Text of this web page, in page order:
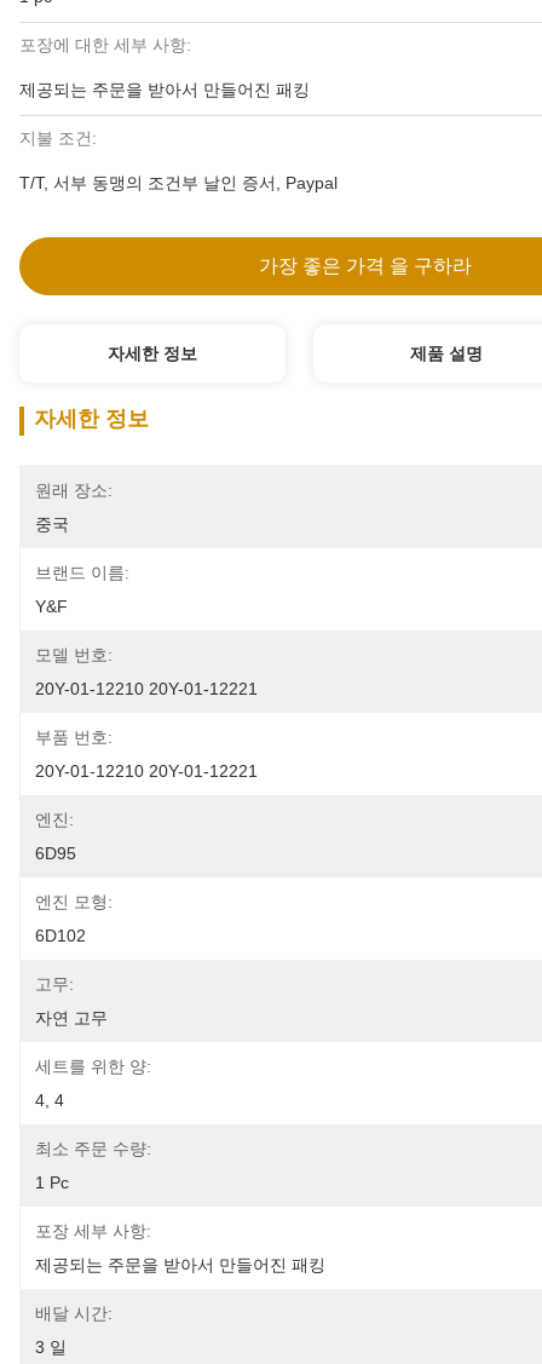
포장에 대한 세부 사항:
제공되는 주문을 받아서 만들어진 패킹
지불 조건:
T/T, 서부 동맹의 조건부 날인 증서, Paypal
가장 좋은 가격 을 구하라
자세한 정보 제품 설명
자세한 정보
원래 장소:
중국
브랜드 이름:
Y&F
모델 번호:
20Y-01-12210 20Y-01-12221
부품 번호:
20Y-01-12210 20Y-01-12221
엔진:
6D95
엔진 모형:
6D102
고무:
자연 고무
세트를 위한 양:
4, 4
최소 주문 수량:
1 Pc
포장 세부 사항:
제공되는 주문을 받아서 만들어진 패킹
배달 시간:
3 일